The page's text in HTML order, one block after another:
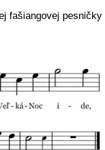
fašiangovej pesničky